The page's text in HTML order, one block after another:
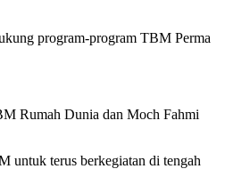
program-program TBM Perma
Rumah Dunia dan Moch Fahmi
untuk terus berkegiatan di tengah